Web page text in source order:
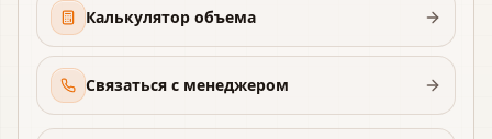
Калькулятор объема
Связаться с менеджером